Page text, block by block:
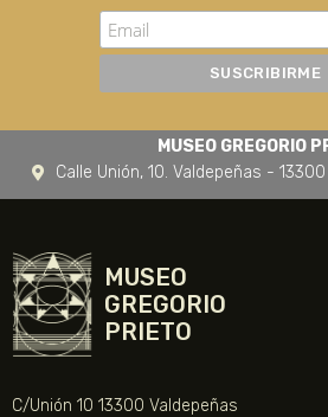
FUNDACIÓN
TIENDA
NOTICIAS
MUSEO GREGORIO
Calle Unión, 10. Valdepeñas - 13300
MUSEO
GREGORIO
PRIETO
C/Unión 10 13300 Valdepeñas